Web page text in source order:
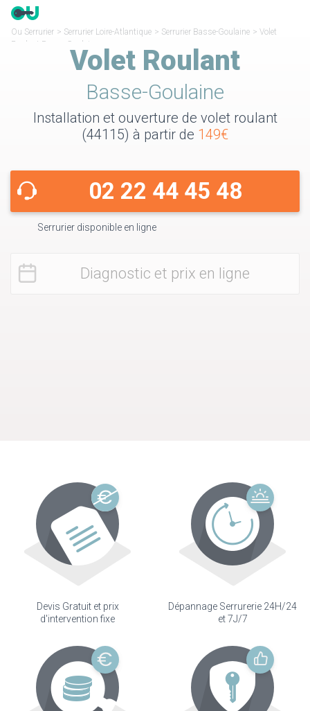
Ou Serrurier > Serrurier Loire-Atlantique > Serrurier Basse-Goulaine > Volet
Roulant Basse-Goulaine
Volet Roulant
Basse-Goulaine
Installation et ouverture de volet roulant
(44115) à partir de 149€
02 22 44 45 48
Serrurier disponible en ligne
Diagnostic et prix en ligne
Devis Gratuit et prix
d'intervention fixe
Dépannage Serrurerie 24H/24
et 7J/7